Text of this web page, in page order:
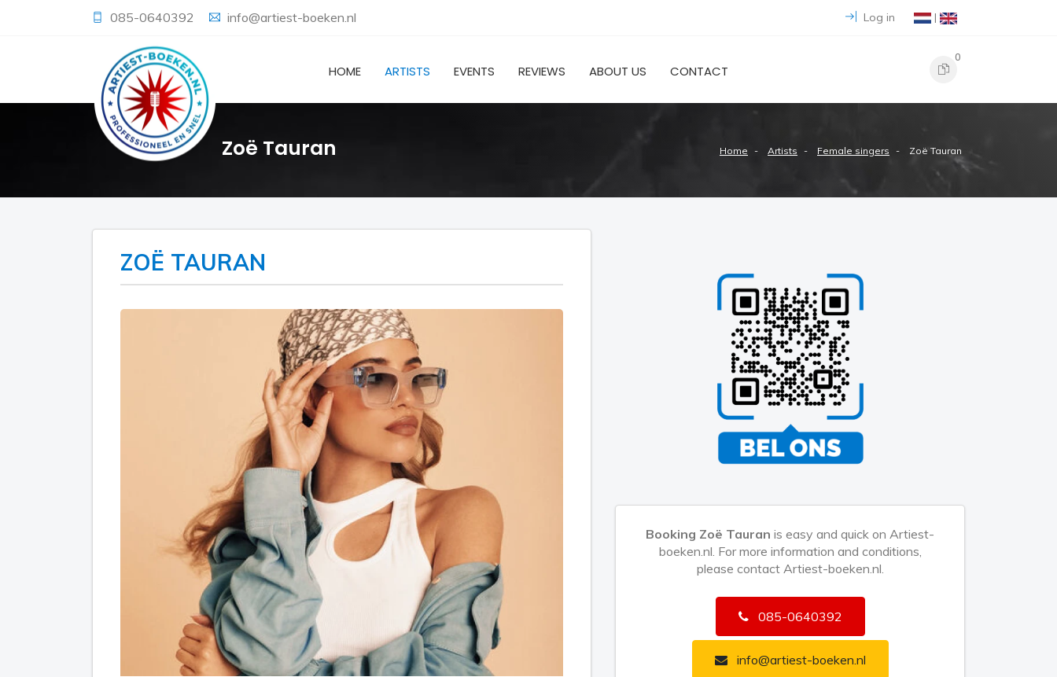
085-0640392 info@artiest-boeken.nl Log in |
HOME ARTISTS EVENTS REVIEWS ABOUT US CONTACT
0
Zoë Tauran Home Artists Female singers Zoë Tauran
ZOË TAURAN
Booking Zoë Tauran is easy and quick on Artiest-
boeken.nl. For more information and conditions,
please contact Artiest-boeken.nl.
085-0640392
info@artiest-boeken.nl